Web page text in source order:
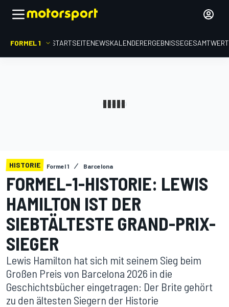
FORMEL 1 STARTSEITENEWSKALENDERERGEBNISSE
HISTORIE Formel 1 Barcelona
FORMEL-1-HISTORIE: LEWIS
HAMILTON IST DER
SIEBTÄLTESTE GRAND-PRIX-
SIEGER
Lewis Hamilton hat sich mit seinem Sieg beim
Großen Preis von Barcelona 2026 in die
Geschichtsbücher eingetragen: Der Brite gehört
zu den ältesten Siegern der Historie